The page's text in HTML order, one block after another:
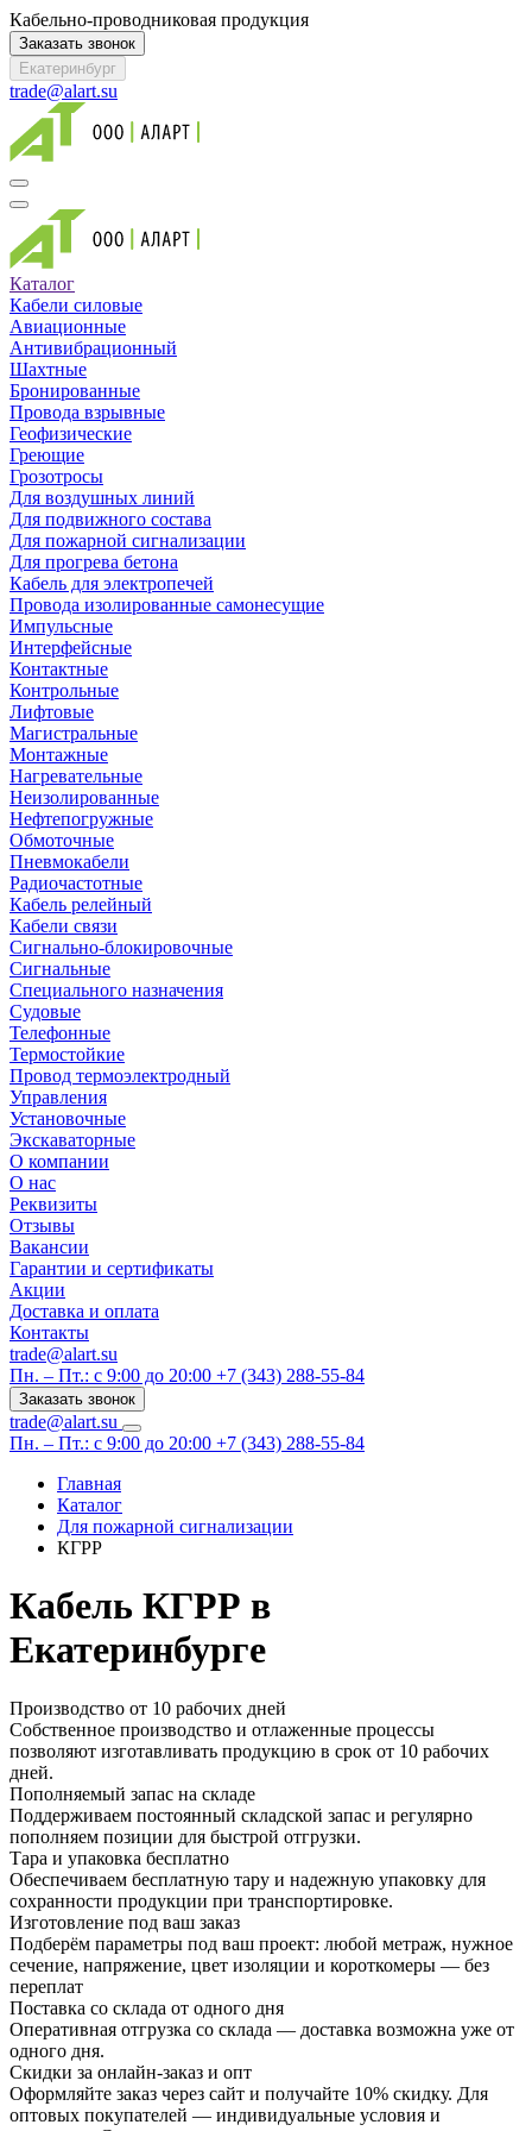
Кабельно-проводниковая продукция
Заказать звонок
Екатеринбург
trade@alart.su
Каталог
Кабели силовые
Авиационные
Антивибрационный
Шахтные
Бронированные
Провода взрывные
Геофизические
Греющие
Грозотросы
Для воздушных линий
Для подвижного состава
Для пожарной сигнализации
Для прогрева бетона
Кабель для электропечей
Провода изолированные самонесущие
Импульсные
Интерфейсные
Контактные
Контрольные
Лифтовые
Магистральные
Монтажные
Нагревательные
Неизолированные
Нефтепогружные
Обмоточные
Пневмокабели
Радиочастотные
Кабель релейный
Кабели связи
Сигнально-блокировочные
Сигнальные
Специального назначения
Судовые
Телефонные
Термостойкие
Провод термоэлектродный
Управления
Установочные
Экскаваторные
О компании
О нас
Реквизиты
Отзывы
Вакансии
Гарантии и сертификаты
Акции
Доставка и оплата
Контакты
trade@alart.su
Пн. – Пт.: с 9:00 до 20:00 +7 (343) 288-55-84
Заказать звонок
trade@alart.su
Пн. – Пт.: с 9:00 до 20:00 +7 (343) 288-55-84
Главная
Каталог
Для пожарной сигнализации
КГРР
Кабель КГРР в
Екатеринбурге
Производство от 10 рабочих дней
Собственное производство и отлаженные процессы
позволяют изготавливать продукцию в срок от 10 рабочих
дней.
Пополняемый запас на складе
Поддерживаем постоянный складской запас и регулярно
пополняем позиции для быстрой отгрузки.
Тара и упаковка бесплатно
Обеспечиваем бесплатную тару и надежную упаковку для
сохранности продукции при транспортировке.
Изготовление под ваш заказ
Подберём параметры под ваш проект: любой метраж, нужное
сечение, напряжение, цвет изоляции и короткомеры — без
переплат
Поставка со склада от одного дня
Оперативная отгрузка со склада — доставка возможна уже от
одного дня.
Скидки за онлайн-заказ и опт
Оформляйте заказ через сайт и получайте 10% скидку. Для
оптовых покупателей — индивидуальные условия и